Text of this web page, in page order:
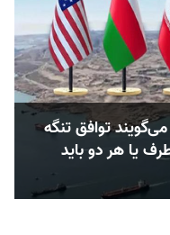
توافق تنگه
یا هر دو باید